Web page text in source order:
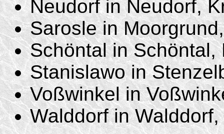
Neudorf in Neudorf,
Sarosle in Moorgrund,
Schöntal in Schöntal,
Stanislawo in
Voßwinkel in
Walddorf in